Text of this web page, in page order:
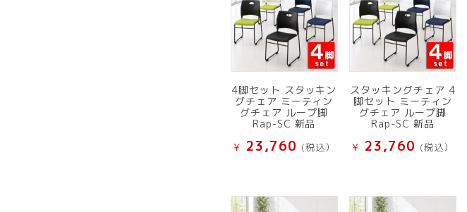
4脚セット スタッキン
グチェア ミーティン
グチェア ループ脚
Rap-SC 新品
¥ 23,760 (税込）
スタッキングチェア 4
脚セット ミーティン
グチェア ループ脚
Rap-SC 新品
¥ 23,760 (税込）